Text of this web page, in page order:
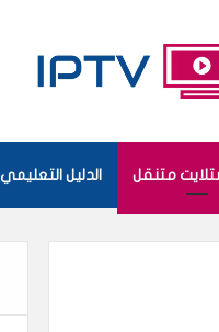
متنقل الدليل التعليمي